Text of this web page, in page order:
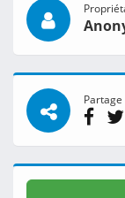
Partage